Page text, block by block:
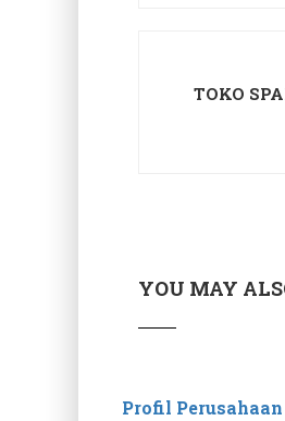
TOKO
YOU MAY
Profil Perusahaan